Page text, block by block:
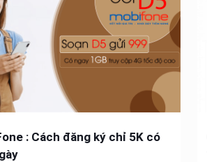
: Cách đăng ký chỉ 5K có